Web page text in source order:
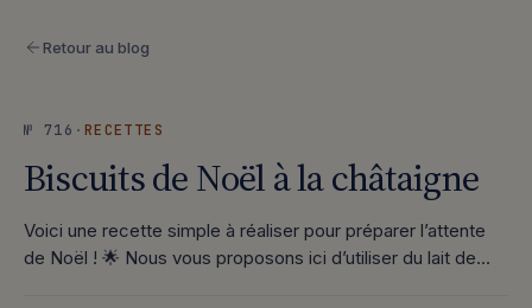
Retour au blog
№ 716 · RECETTES
Biscuits de Noël à la châtaigne
Voici une recette simple à réaliser pour préparer l’attente
de Noël ! 🌟 Nous vous proposons ici d’utiliser du lait de…